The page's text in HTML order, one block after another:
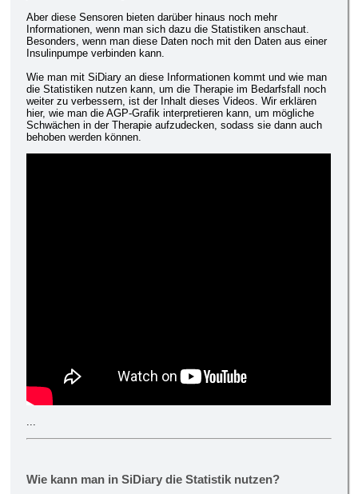
Aber diese Sensoren bieten darüber hinaus noch mehr
Informationen, wenn man sich dazu die Statistiken anschaut.
Besonders, wenn man diese Daten noch mit den Daten aus einer
Insulinpumpe verbinden kann.
Wie man mit SiDiary an diese Informationen kommt und wie man
die Statistiken nutzen kann, um die Therapie im Bedarfsfall noch
weiter zu verbessern, ist der Inhalt dieses Videos. Wir erklären
hier, wie man die AGP-Grafik interpretieren kann, um mögliche
Schwächen in der Therapie aufzudecken, sodass sie dann auch
behoben werden können.
Wie kann man in SiDiary die Statistik nutzen?